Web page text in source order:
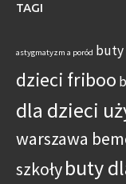
TAGI
astygmatyzm a poród buty
dzieci friboo
dla dzieci
warszawa
szkołybuty